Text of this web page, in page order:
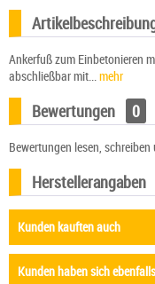
Ankerfuß zum Einbetonieren
abschließbar mit...
mehr
Bewertungen 0
Bewertungen lesen, schreiben
Herstellerangaben
Kunden kauften auch
Kunden haben sich